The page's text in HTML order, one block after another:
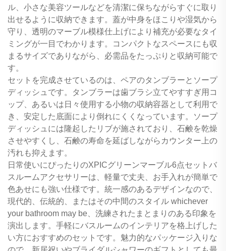
ル、小さな美容ツールなどを清潔に保ちながらすぐに取り
出せるように収納できます。蓋が中身をほこりや湿気から
守り、透明のマーブル模様仕上げにより補充が必要なタイ
ミングが一目でわかります。コンパクトなスペースにも収
まるサイズでありながら、必需品をたっぷりと収納可能で
す。
セットを完成させているのは、ペアのタンブラーとソープ
ディッシュです。タンブラーは歯ブラシ立てやすすぎ用コ
ップ、あるいは日々使用する小物の収納容器として利用で
き、安定した底面により倒れにくくなっています。ソープ
ディッシュには隆起したリブが施されており、石鹸を乾燥
させやすくし、石鹸の寿命を延ばしながらカウンター上の
汚れも抑えます。
日常使いにぴったりのXPICグリーンマーブル6点セットバ
スルームアクセサリーは、軽量で丈夫、お手入れが簡単で
色あせにも強い仕様です。統一感のあるデザインなので、
現代的、伝統的、またはその中間のスタイル whichever
your bathroom may be、洗練されたまとまりのある印象を
演出します。手軽にバスルームのインテリアを格上げした
い方におすすめのセットです。魅力的なパッケージ入りな